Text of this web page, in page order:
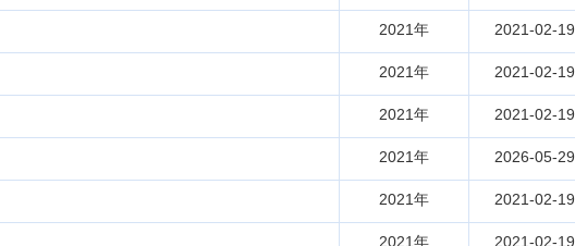
2021年 2021-02-19
2021年 2021-02-19
2021年 2021-02-19
2021年 2026-05-29
2021年 2021-02-19
2021年 2021-02-19